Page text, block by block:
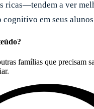
ricas—tendem a ver
em seus
famílias que precisam